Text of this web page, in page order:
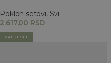
Poklon setovi, Svi
2.617,00 RSD
VALUE SET